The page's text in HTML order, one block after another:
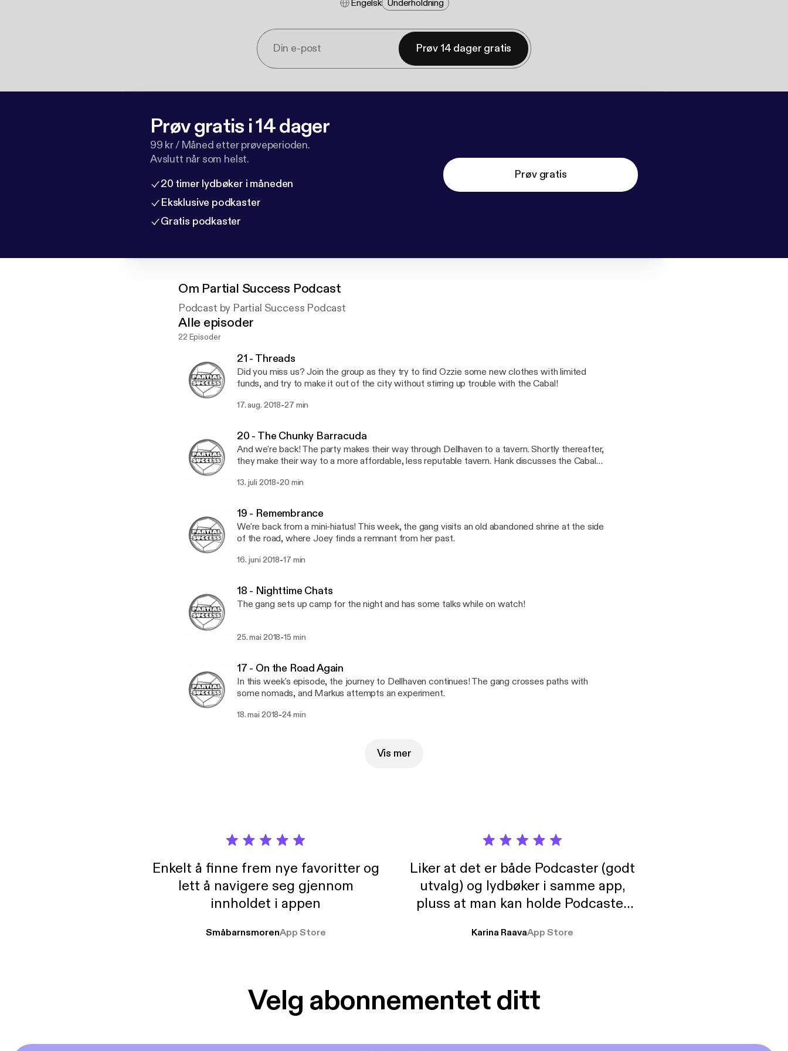
Engelsk Underholdning
Prøv 14 dager gratis
Prøv gratis i 14 dager
99 kr / Måned etter prøveperioden.
Avslutt når som helst.
20 timer lydbøker i måneden
Eksklusive podkaster
Gratis podkaster
Prøv gratis
Om Partial Success Podcast
Podcast by Partial Success Podcast
Alle episoder
22 Episoder
21 - Threads
Did you miss us? Join the group as they try to find Ozzie some new clothes with limited
funds, and try to make it out of the city without stirring up trouble with the Cabal!
17. aug. 2018-27 min
20 - The Chunky Barracuda
And we're back! The party makes their way through Dellhaven to a tavern. Shortly thereafter,
they make their way to a more affordable, less reputable tavern. Hank discusses the Cabal
13. juli 2018-20 min
19 - Remembrance
We're back from a mini-hiatus! This week, the gang visits an old abandoned shrine at the side
of the road, where Joey finds a remnant from her past.
16. juni 2018-17 min
18 - Nighttime Chats
The gang sets up camp for the night and has some talks while on watch!
25. mai 2018-15 min
17 - On the Road Again
In this week's episode, the journey to Dellhaven continues! The gang crosses paths with
some nomads, and Markus attempts an experiment.
18. mai 2018-24 min
Vis mer
Enkelt å finne frem nye favoritter og
lett å navigere seg gjennom
innholdet i appen
SmåbarnsmorenApp Store
Liker at det er både Podcaster (godt
utvalg) og lydbøker i samme app,
pluss at man kan holde Podcaster
Karina RaavaApp Store
Velg abonnementet ditt